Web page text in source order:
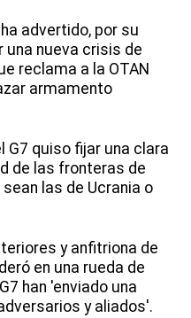
advertido, por su
una nueva crisis de
reclama a la OTAN
armamento
G7 quiso fijar una clara
de las fronteras de
las de Ucrania o
y anfitriona de
en una rueda de
han 'enviado una
y aliados'.